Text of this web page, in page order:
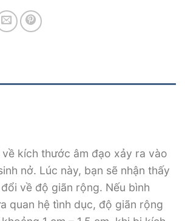
kích thước âm đạo xảy ra vào
nở. Lúc này, bạn sẽ nhận thấy
về độ giãn rộng. Nếu bình
quan hệ tình dục, độ giãn rộng